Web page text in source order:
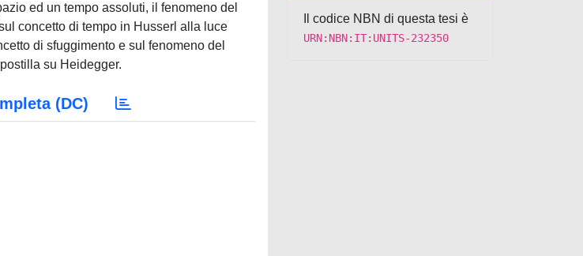
ed un tempo assoluti, il fenomeno del
concetto di tempo in Husserl alla luce
di sfuggimento e sul fenomeno del
su Heidegger.
(DC)
Il codice NBN di questa tesi è
URN:NBN:IT:UNITS-232350